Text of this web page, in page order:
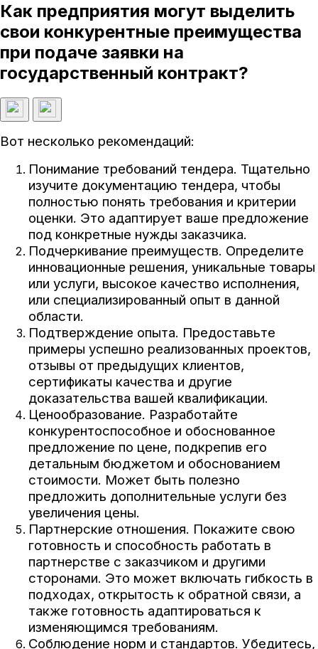
Как предприятия могут выделить
свои конкурентные преимущества
при подаче заявки на
государственный контракт?
Вот несколько рекомендаций:
Понимание требований тендера. Тщательно
изучите документацию тендера, чтобы
полностью понять требования и критерии
оценки. Это адаптирует ваше предложение
под конкретные нужды заказчика.
Подчеркивание преимуществ. Определите
инновационные решения, уникальные товары
или услуги, высокое качество исполнения,
или специализированный опыт в данной
области.
Подтверждение опыта. Предоставьте
примеры успешно реализованных проектов,
отзывы от предыдущих клиентов,
сертификаты качества и другие
доказательства вашей квалификации.
Ценообразование. Разработайте
конкурентоспособное и обоснованное
предложение по цене, подкрепив его
детальным бюджетом и обоснованием
стоимости. Может быть полезно
предложить дополнительные услуги без
увеличения цены.
Партнерские отношения. Покажите свою
готовность и способность работать в
партнерстве с заказчиком и другими
сторонами. Это может включать гибкость в
подходах, открытость к обратной связи, а
также готовность адаптироваться к
изменяющимся требованиям.
Соблюдение норм и стандартов. Убедитесь,